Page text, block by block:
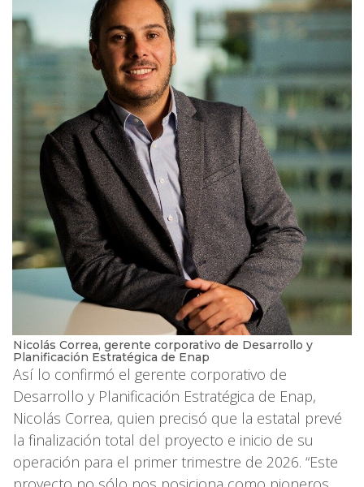
Nicolás Correa, gerente corporativo de Desarrollo y
Planificación Estratégica de Enap
Así lo confirmó el gerente corporativo de
Desarrollo y Planificación Estratégica de Enap,
Nicolás Correa, quien precisó que la estatal prevé
la finalización total del proyecto e inicio de su
operación para el primer trimestre de 2026. “Este